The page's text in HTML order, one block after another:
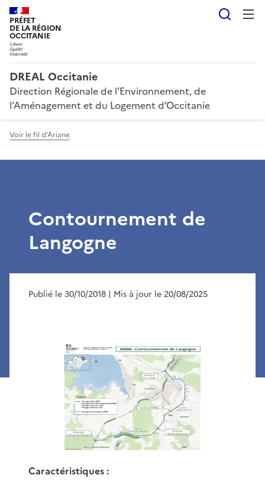
PRÉFET
DE LA RÉGION
OCCITANIE
DREAL Occitanie
Direction Régionale de l’Environnement, de
l’Aménagement et du Logement d’Occitanie
Voir le fil d'Ariane
Contournement de
Langogne
Publié le 30/10/2018 | Mis à jour le 20/08/2025
Caractéristiques :